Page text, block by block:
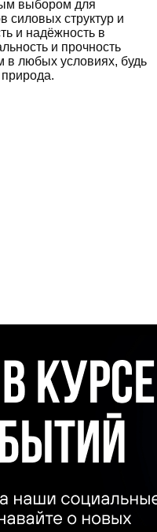
выбором для
силовых структур и
и надёжность в
и прочность
в любых условиях, будь